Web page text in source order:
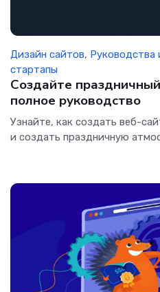
Дизайн сайтов, Руководства
стартапы
Создайте
полное руководство
Узнайте, как создать веб-
и создать праздничную